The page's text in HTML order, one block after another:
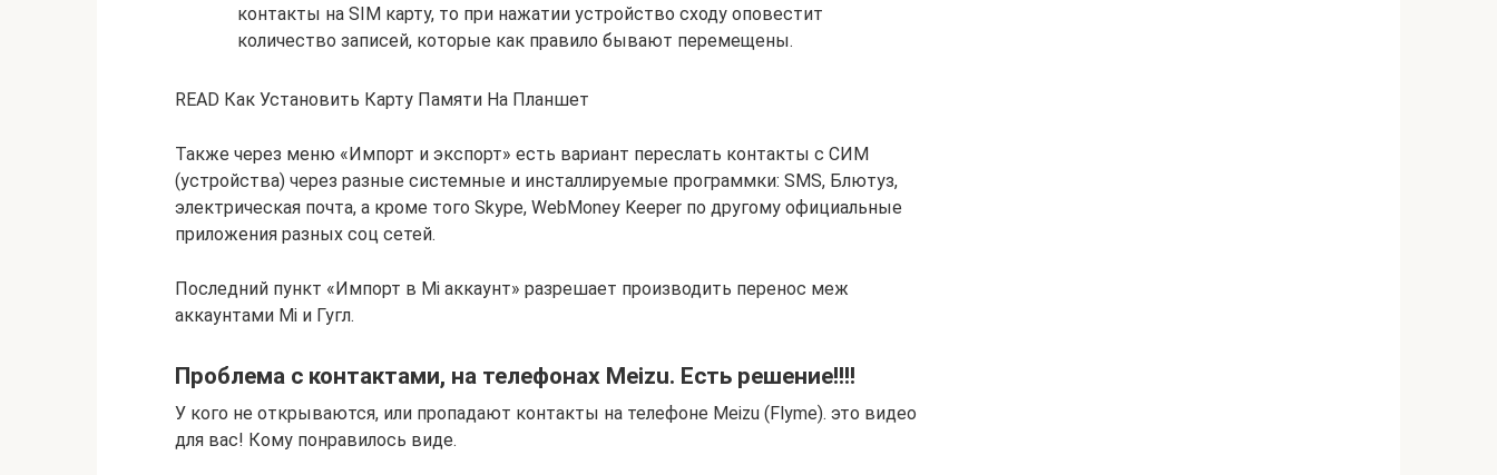
контакты на SIM карту, то при нажатии устройство сходу оповестит
количество записей, которые как правило бывают перемещены.
READ Как Установить Карту Памяти На Планшет
Также через меню «Импорт и экспорт» есть вариант переслать контакты с СИМ
(устройства) через разные системные и инсталлируемые программки: SMS, Блютуз,
электрическая почта, а кроме того Skype, WebMoney Keeper по другому официальные
приложения разных соц сетей.
Последний пункт «Импорт в Mi аккаунт» разрешает производить перенос меж
аккаунтами Mi и Гугл.
Проблема с контактами, на телефонах Meizu. Есть решение!!!!
У кого не открываются, или пропадают контакты на телефоне Meizu (Flyme). это видео
для вас! Кому понравилось виде.